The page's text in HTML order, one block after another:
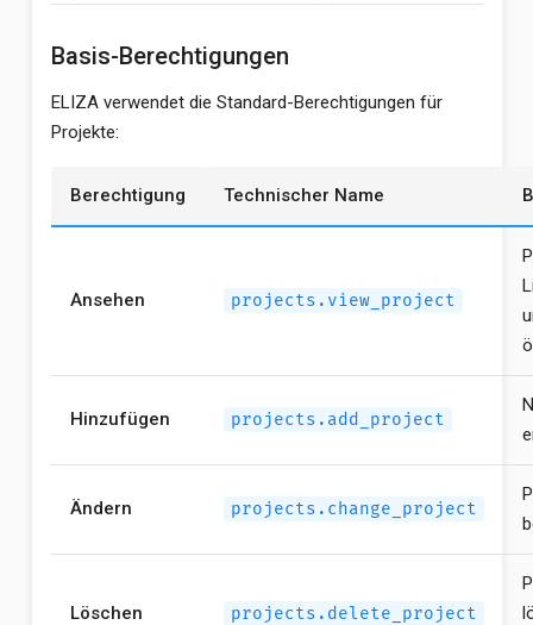
Basis-Berechtigungen
ELIZA verwendet die Standard-Berechtigungen für
Projekte:
Berechtigung Technischer Name
Ansehen projects.view_project
Hinzufügen projects.add_project
Ändern projects.change_project
Löschen projects.delete_project